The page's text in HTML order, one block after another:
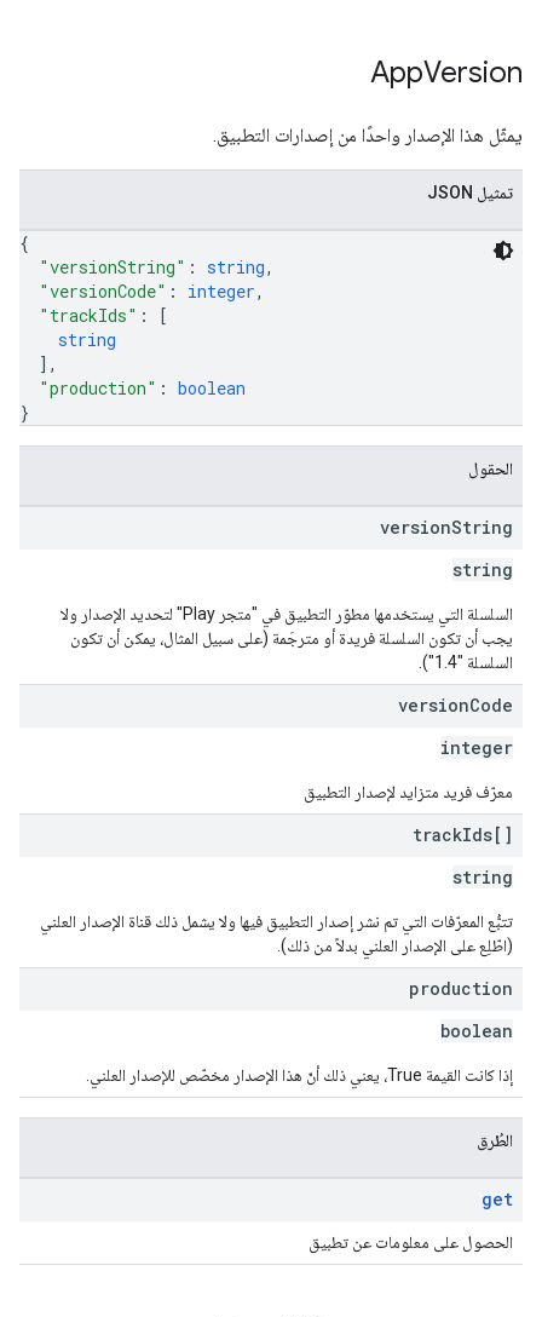
AppVersion
يمثّل هذا الإصدار واحدًا من إصدارات التطبيق.
تمثيل JSON
{
"versionString" : string,
"versionCode" : integer,
"trackIds" :
[
string
] ,
"production" : boolean
}
الحقول
versionString
string
السلسلة التي يستخدمها مطوّر التطبيق في "متجر Play" لتحديد الإصدار ولا
يجب أن تكون السلسلة فريدة أو مترجَمة (على سبيل المثال، يمكن أن تكون
السلسلة "1.4").
versionCode
integer
معرّف فريد متزايد لإصدار التطبيق
trackIds[]
string
تتبُّع المعرّفات التي تم نشر إصدار التطبيق فيها ولا يشمل ذلك قناة الإصدار العلني
(اطّلِع على الإصدار العلني بدلاً من ذلك).
production
boolean
إذا كانت القيمة True، يعني ذلك أنّ هذا الإصدار مخصّص للإصدار العلني.
الطُرق
get
الحصول على معلومات عن تطبيق